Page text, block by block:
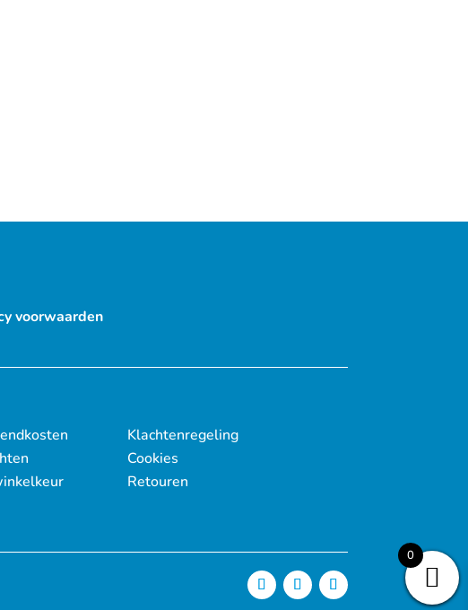
voorwaarden
Klachtenregeling
Cookies
Retouren
0